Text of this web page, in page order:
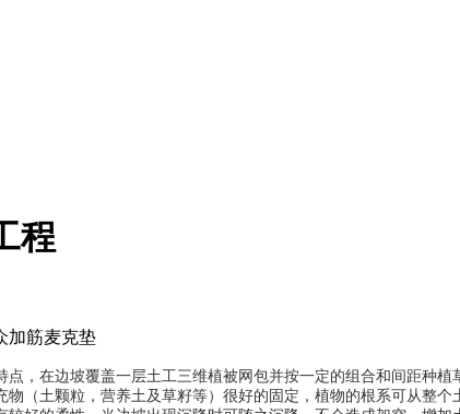
程
加筋麦克垫
，在边坡覆盖一层土工三维植被网包并按一定的组合和间距种
（土颗粒，营养土及草籽等）很好的固定，植物的根系可从整